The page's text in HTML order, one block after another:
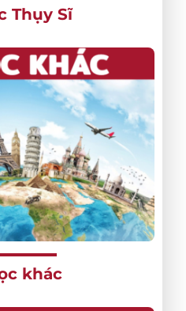
Thụy Sĩ
khác